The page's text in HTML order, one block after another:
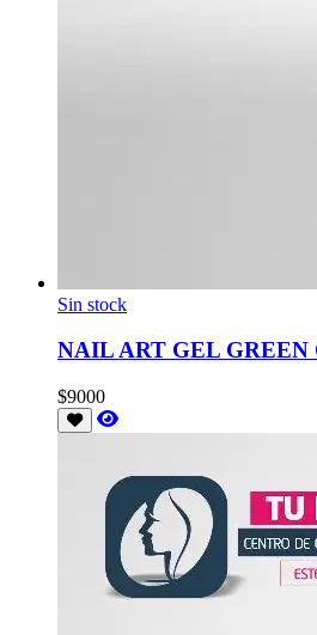
Sin stock
NAIL ART GEL GREEN
$9000